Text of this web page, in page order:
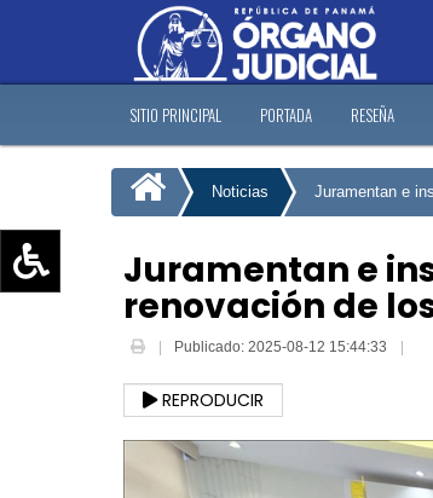
Aumentar texto (+)
Escala de grises
SITIO PRINCIPAL PORTADA RESEÑA
Noticias Juramentan e
Juramentan e
renovación de
Publicado: 2025-08-12 15:44:33
REPRODUCIR